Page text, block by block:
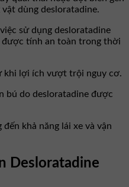
dùng desloratadine.
sử dụng desloratadine
tính an toàn trong thời
khi lợi ích vượt trội nguy cơ.
bú do desloratadine được
khả năng lái xe và vận
Desloratadine